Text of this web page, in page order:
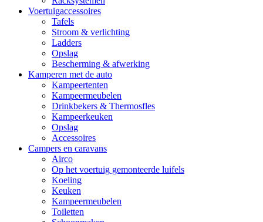
Voertuigaccessoires
Tafels
Stroom & verlichting
Ladders
Opslag
Bescherming & afwerking
Kamperen met de auto
Kampeertenten
Kampeermeubelen
Drinkbekers & Thermosfles
Kampeerkeuken
Opslag
Accessoires
Campers en caravans
Airco
Op het voertuig gemonteerde luifels
Koeling
Keuken
Kampeermeubelen
Toiletten